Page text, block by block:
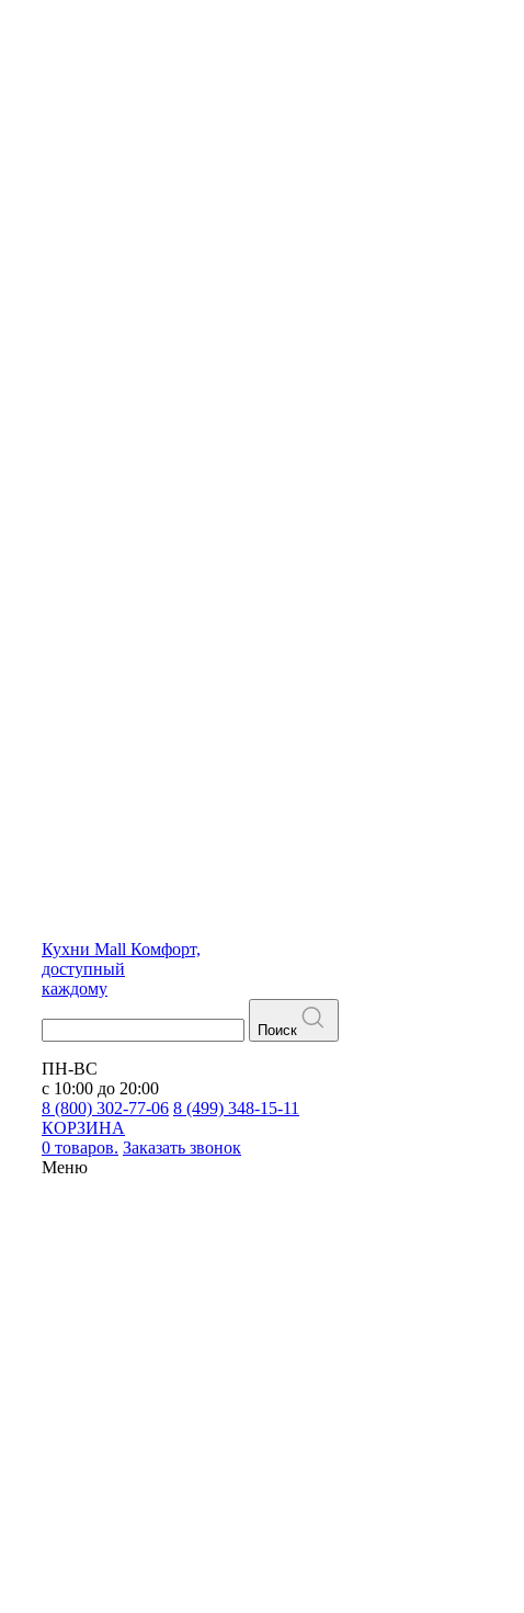
Кухни Mall Комфорт,
доступный
каждому
Поиск
ПН-ВС
с 10:00 до 20:00
8 (800) 302-77-06 8 (499) 348-15-11
КОРЗИНА
0 товаров. Заказать звонок
Меню